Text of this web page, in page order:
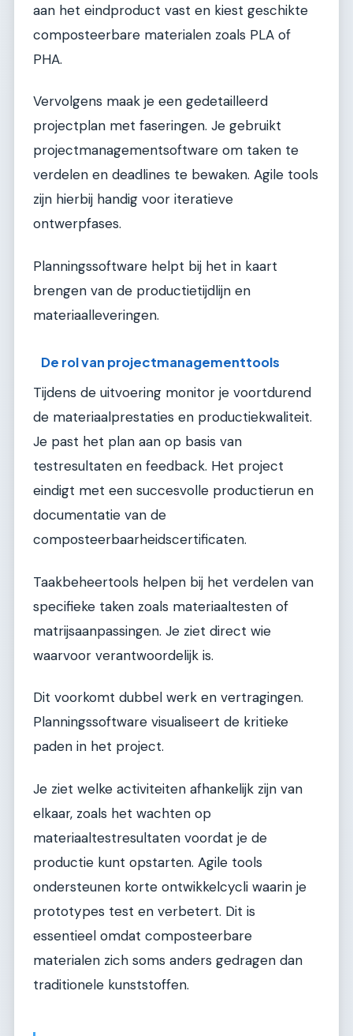
aan het eindproduct vast en kiest geschikte
composteerbare materialen zoals PLA of
PHA.
Vervolgens maak je een gedetailleerd
projectplan met faseringen. Je gebruikt
projectmanagementsoftware om taken te
verdelen en deadlines te bewaken. Agile tools
zijn hierbij handig voor iteratieve
ontwerpfases.
Planningssoftware helpt bij het in kaart
brengen van de productietijdlijn en
materiaalleveringen.
De rol van projectmanagementtools
Tijdens de uitvoering monitor je voortdurend
de materiaalprestaties en productiekwaliteit.
Je past het plan aan op basis van
testresultaten en feedback. Het project
eindigt met een succesvolle productierun en
documentatie van de
composteerbaarheidscertificaten.
Taakbeheertools helpen bij het verdelen van
specifieke taken zoals materiaaltesten of
matrijsaanpassingen. Je ziet direct wie
waarvoor verantwoordelijk is.
Dit voorkomt dubbel werk en vertragingen.
Planningssoftware visualiseert de kritieke
paden in het project.
Je ziet welke activiteiten afhankelijk zijn van
elkaar, zoals het wachten op
materiaaltestresultaten voordat je de
productie kunt opstarten. Agile tools
ondersteunen korte ontwikkelcycli waarin je
prototypes test en verbetert. Dit is
essentieel omdat composteerbare
materialen zich soms anders gedragen dan
traditionele kunststoffen.